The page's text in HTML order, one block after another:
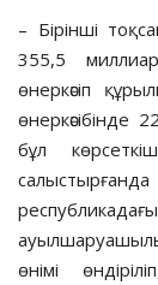
– Бірінші
355,5
өнеркәсіп
өнеркәсібінде
бұл
өнімі